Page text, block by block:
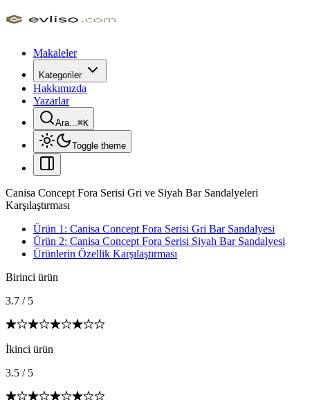
Makaleler
Kategoriler
Hakkımızda
Yazarlar
Ara...⌘K
Toggle theme
Canisa Concept Fora Serisi Gri ve Siyah Bar Sandalyeleri
Karşılaştırması
Ürün 1: Canisa Concept Fora Serisi Gri Bar Sandalyesi
Ürün 2: Canisa Concept Fora Serisi Siyah Bar Sandalyesi
Ürünlerin Özellik Karşılaştırması
Birinci ürün
3.7 / 5
İkinci ürün
3.5 / 5